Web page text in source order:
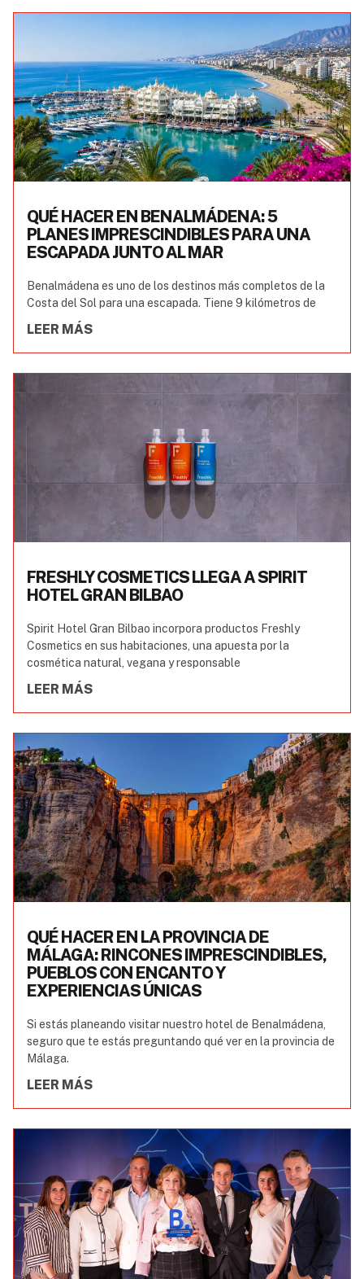
QUÉ HACER EN BENALMÁDENA: 5
PLANES IMPRESCINDIBLES PARA UNA
ESCAPADA JUNTO AL MAR
Benalmádena es uno de los destinos más completos de la
Costa del Sol para una escapada. Tiene 9 kilómetros de
LEER MÁS
FRESHLY COSMETICS LLEGA A SPIRIT
HOTEL GRAN BILBAO
Spirit Hotel Gran Bilbao incorpora productos Freshly
Cosmetics en sus habitaciones, una apuesta por la
cosmética natural, vegana y responsable
LEER MÁS
QUÉ HACER EN LA PROVINCIA DE
MÁLAGA: RINCONES IMPRESCINDIBLES,
PUEBLOS CON ENCANTO Y
EXPERIENCIAS ÚNICAS
Si estás planeando visitar nuestro hotel de Benalmádena,
seguro que te estás preguntando qué ver en la provincia de
Málaga.
LEER MÁS